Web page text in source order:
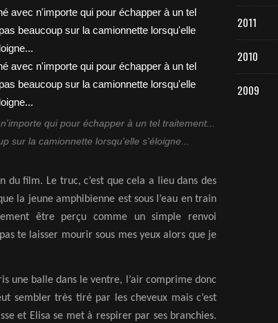
qui pour échapper à un tel traitement...
sur la camionnette lorsqu'elle s'éloigne...
film. Le truc, c’est que cela a lieu dans des
la jeune amphibienne est sous l’eau en train
être perçu comme un simple renvoi
te laisser mourir sous mes yeux alors que je
une balle dans le ventre, l’air comprime donc
sembler très tiré par les cheveux mais c’est
et Elisa se met à respirer par ses branchies.
2011
2010
2009